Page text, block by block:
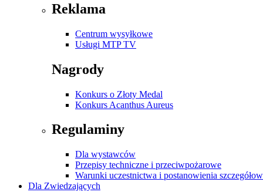
Reklama
Centrum wysyłkowe
Usługi MTP TV
Nagrody
Konkurs o Złoty Medal
Konkurs Acanthus Aureus
Regulaminy
Dla wystawców
Przepisy techniczne i przeciwpożarowe
Warunki uczestnictwa i postanowienia
Dla Zwiedzających